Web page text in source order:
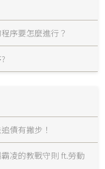
序要怎麼進行？
債有撇步！
凌的教戰守則 ft.勞動